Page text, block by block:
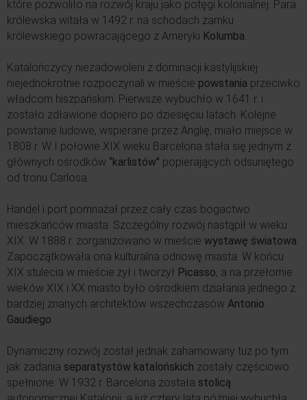
które pozwoliło na rozwój kraju jako potęgi kolonialnej. Para
królewska witała w 1492 r. na schodach zamku
królewskiego powracającego z Ameryki Kolumba.
Katalończycy niezadowoleni z dominacji kastylijskiej
niejednokrotnie rozpoczynali w mieście powstania przeciwko
władcom hiszpańskim. Pierwsze wybuchło w 1641 r. i
zostało zdławione dopiero po dziesięciu latach. Kolejne
powstanie ludowe, wspierane przez Anglię, miało miejsce w
1808 r. W I połowie XIX wieku Barcelona stała się jednym z
głównych ośrodków “karlistów" popierających odsuniętego
od tronu Carlosa.
Handel i port pomnażał przez cały czas bogactwo
mieszkańców miasta. Szczególny rozwój nastąpił w wieku
XIX. W 1888 r. zorganizowano w mieście wystawę światowa.
Zapoczątkowała ona kulturalna odnowę miasta. W końcu
XIX stulecia w mieście żył i tworzył Picasso, a na przełomie
wieków XIX i XX miasto było ośrodkiem działania jednego z
bardziej znanych architektów wszechczasów Antonio
Gaudiego.
Dynamiczny rozwój został jednak zahamowany tuz po tym
jak zadania separatystów katalońskich zostały częściowo
spełnione. W 1932 r. Barcelona została stolicą